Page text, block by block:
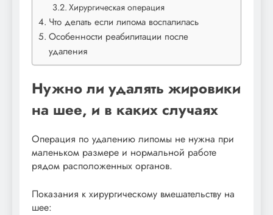
Хирургическая операция
Что делать если липома воспалилась
Особенности реабилитации после
удаления
Нужно ли удалять жировики
на шее, и в каких случаях
Операция по удалению липомы не нужна при
маленьком размере и нормальной работе
рядом расположенных органов.
Показания к хирургическому вмешательству на
шее: